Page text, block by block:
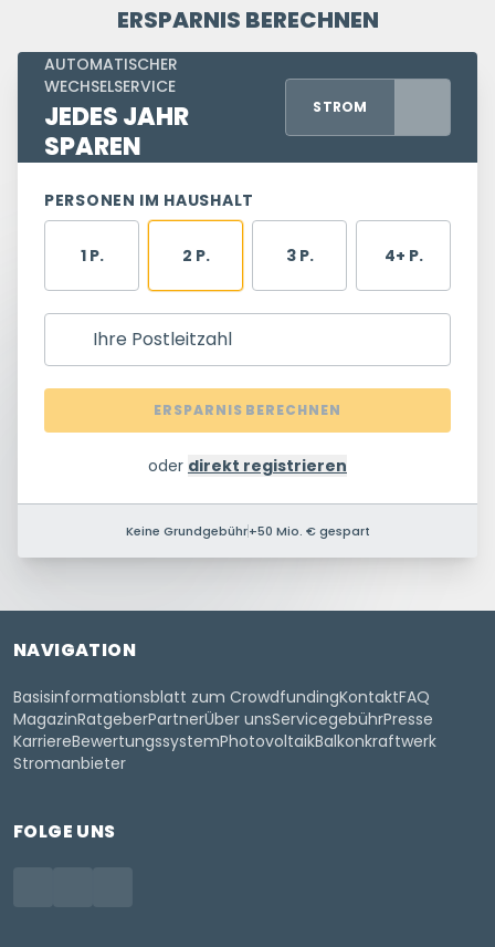
ERSPARNIS BERECHNEN
AUTOMATISCHER
WECHSELSERVICE
JEDES JAHR
SPAREN
STROM
PERSONEN IM HAUSHALT
1 P. 2 P. 3 P. 4+ P.
Ihre Postleitzahl
ERSPARNIS BERECHNEN
oder direkt registrieren
Keine Grundgebühr+50 Mio. € gespart
NAVIGATION
Basisinformationsblatt zum CrowdfundingKontaktFAQ
MagazinRatgeberPartnerÜber unsServicegebührPresse
KarriereBewertungssystemPhotovoltaikBalkonkraftwerk
Stromanbieter
FOLGE UNS